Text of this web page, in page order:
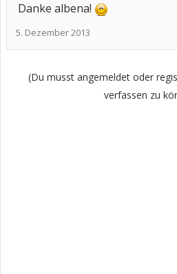
Danke albena!
5. Dezember 2013
(Du musst angemeldet oder
verfassen zu